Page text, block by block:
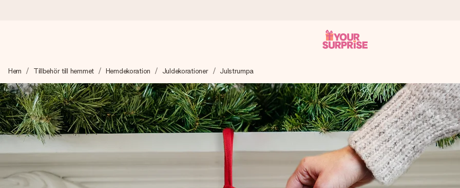
Vi skapar din gåva med omsorg och skickar den blixtsnabbt – så att du kan ge den i precis rätt tid, när det betyder som mest.
4,6 (baserat på +15 000 recensioner)
Våra gåvor inspirerar. Kunder ger oss 4,6 på Google Reviews.
Gratis hälsning
Hem Tillbehör till hemmet Hemdekoration Juldekorationer Julstrumpa